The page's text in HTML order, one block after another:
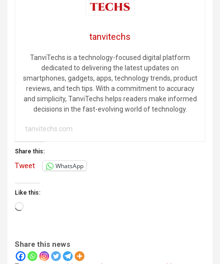
tanvitechs
TanviTechs is a technology-focused digital platform
dedicated to delivering the latest updates on
smartphones, gadgets, apps, technology trends, product
reviews, and tech tips. With a commitment to accuracy
and simplicity, TanviTechs helps readers make informed
decisions in the fast-evolving world of technology.
tanvitechs.com
Share this:
Tweet WhatsApp
Like this:
Loading…
Share this news